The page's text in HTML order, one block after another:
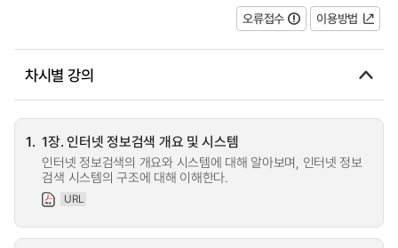
오류접수 이용방법
차시별 강의
1. 1장. 인터넷 정보검색 개요 및 시스템
인터넷 정보검색의 개요와 시스템에 대해 알아보며, 인터넷 정보
검색 시스템의 구조에 대해 이해한다.
URL